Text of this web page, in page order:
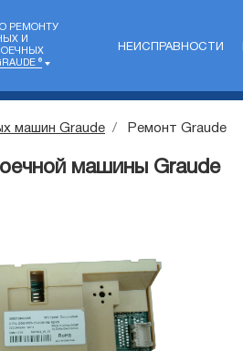
РЕМОНТУ
И
®
НЕИСПРАВНОСТИ
машин Graude Ремонт Graude
машины Graude